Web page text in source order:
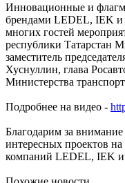
Инновационные и
брендами LEDEL, IEK
многих гостей
республики Татарстан
заместитель
Хуснуллин, глава
Министерства
Подробнее на видео -
Благодарим за
интересных проектов
компаний LEDEL, IEK